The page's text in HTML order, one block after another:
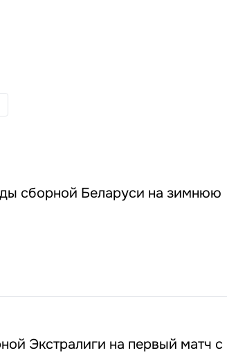
сборной Беларуси на зимнюю
Экстралиги на первый матч с